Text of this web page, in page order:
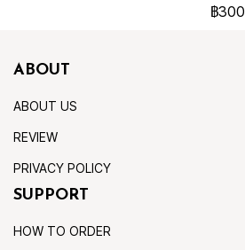
฿300
ABOUT
ABOUT US
REVIEW
PRIVACY POLICY
SUPPORT
HOW TO ORDER